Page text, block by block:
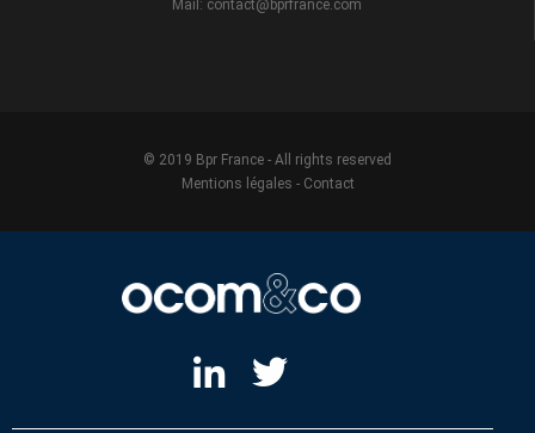
Mail: contact@bprfrance.com
© 2019 Bpr France - All rights reserved
Mentions légales - Contact